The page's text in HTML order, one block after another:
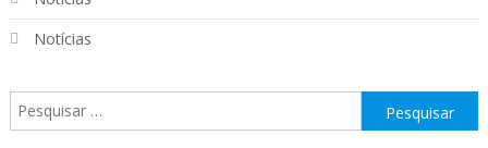
Notícias
Pesquisar
por: